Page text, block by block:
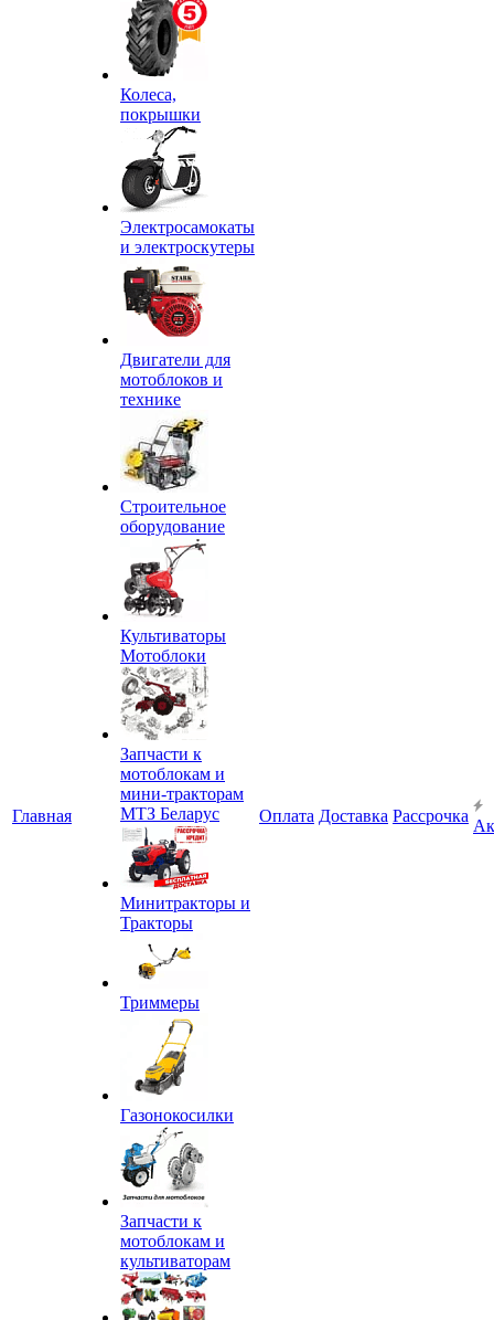
Главная
Колеса,
покрышки
Электросамокаты
и электроскутеры
Двигатели для
мотоблоков и
технике
Строительное
оборудование
Культиваторы
Мотоблоки
Запчасти к
мотоблокам и
мини-тракторам
МТЗ Беларус
Минитракторы и
Тракторы
Триммеры
Газонокосилки
Запчасти к
мотоблокам и
культиваторам
Оплата Доставка Рассрочка